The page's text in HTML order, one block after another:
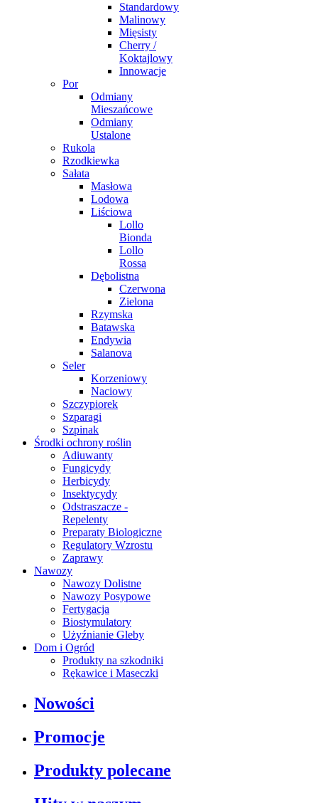
Standardowy
Malinowy
Mięsisty
Cherry /
Koktajlowy
Innowacje
Por
Odmiany
Mieszańcowe
Odmiany
Ustalone
Rukola
Rzodkiewka
Sałata
Masłowa
Lodowa
Liściowa
Lollo
Bionda
Lollo
Rossa
Dębolistna
Czerwona
Zielona
Rzymska
Batawska
Endywia
Salanova
Seler
Korzeniowy
Naciowy
Szczypiorek
Szparagi
Szpinak
Środki ochrony roślin
Adiuwanty
Fungicydy
Herbicydy
Insektycydy
Odstraszacze -
Repelenty
Preparaty Biologiczne
Regulatory Wzrostu
Zaprawy
Nawozy
Nawozy Dolistne
Nawozy Posypowe
Fertygacja
Biostymulatory
Użyźnianie Gleby
Dom i Ogród
Produkty na szkodniki
Rękawice i Maseczki
Nowości
Promocje
Produkty polecane